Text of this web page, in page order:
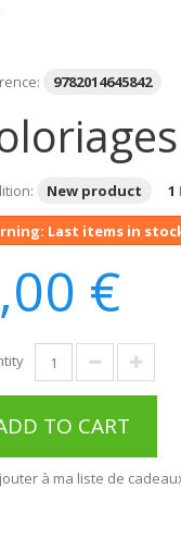
9782014645842
New product 1
Last items in
€
TO CART
à ma liste de